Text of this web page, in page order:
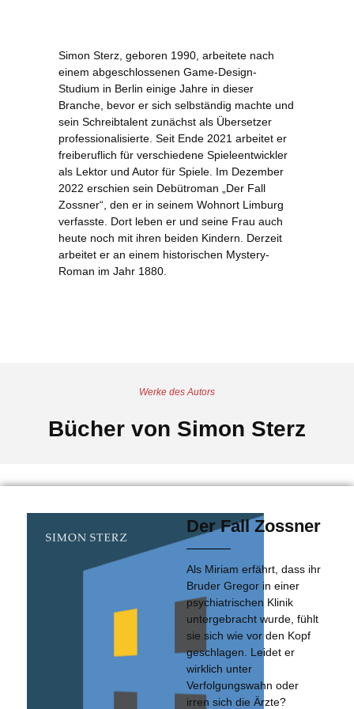
Simon Sterz, geboren 1990, arbeitete nach
einem abgeschlossenen Game-Design-
Studium in Berlin einige Jahre in dieser
Branche, bevor er sich selbständig machte und
sein Schreibtalent zunächst als Übersetzer
professionalisierte. Seit Ende 2021 arbeitet er
freiberuflich für verschiedene Spieleentwickler
als Lektor und Autor für Spiele. Im Dezember
2022 erschien sein Debütroman „Der Fall
Zossner“, den er in seinem Wohnort Limburg
verfasste. Dort leben er und seine Frau auch
heute noch mit ihren beiden Kindern. Derzeit
arbeitet er an einem historischen Mystery-
Roman im Jahr 1880.
Werke des Autors
Bücher von Simon Sterz
Der Fall Zossner
Als Miriam erfährt, dass ihr
Bruder Gregor in einer
psychiatrischen Klinik
untergebracht wurde, fühlt
sie sich wie vor den Kopf
geschlagen. Leidet er
wirklich unter
Verfolgungswahn oder
irren sich die Ärzte?